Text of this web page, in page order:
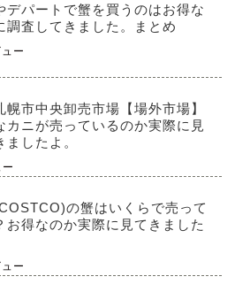
デパートで蟹を買うのはお得な
調査してきました。まとめ
ー
幌市中央卸売市場【場外市場】
カニが売っているのか実際に見
したよ。
の蟹はいくらで売って
お得なのか実際に見てきました
ー